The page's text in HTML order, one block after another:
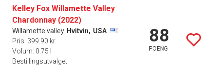
Kelley Fox Willamette Valley
Chardonnay (2022)
Willamette valley Hvitvin, USA
Pris: 399.90 kr
Volum: 0.75 l
Bestillingsutvalget
88
POENG